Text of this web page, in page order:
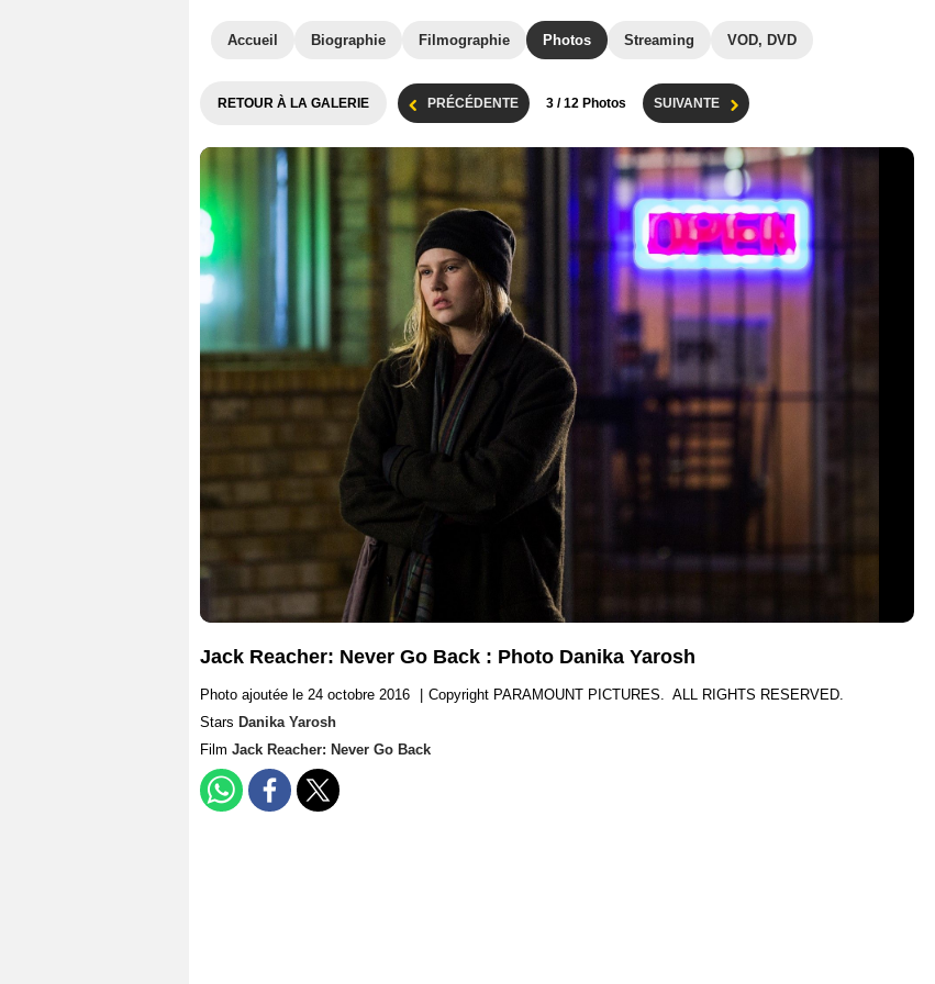
Accueil Biographie Filmographie Photos Streaming VOD, DVD
RETOUR À LA GALERIE PRÉCÉDENTE 3 / 12 Photos SUIVANTE
Jack Reacher: Never Go Back : Photo Danika Yarosh
Photo ajoutée le 24 octobre 2016
Copyright PARAMOUNT PICTURES. ALL RIGHTS RESERVED.
Stars Danika Yarosh
Film Jack Reacher: Never Go Back